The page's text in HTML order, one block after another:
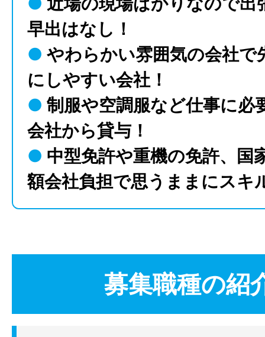
早出はなし！
● やわらかい雰囲気の会社で
にしやすい会社！
● 制服や空調服など仕事に必
会社から貸与！
● 中型免許や重機の免許、国
額会社負担で思うままにスキ
募集職種の紹